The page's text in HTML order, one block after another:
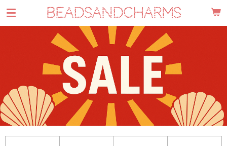
Ga
direct
hoofdinhoud
BEADSANDCHARMS